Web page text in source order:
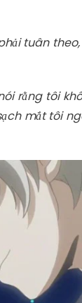
tuân
rằng tôi
mắt tôi